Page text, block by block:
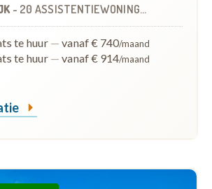
- 20 ASSISTENTIEWONINGEN
te huur — vanaf € 740/maand
te huur — vanaf € 914/maand